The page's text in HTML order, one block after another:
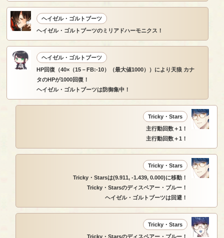
ヘイゼル・ゴルトブーツ
ヘイゼル・ゴルトブーツのミリアドハーモニクス！
ヘイゼル・ゴルトブーツ
HP回復（40×（15－FB:-10）（最大値1000））により天狼 カナ
タのHPが1000回復！
ヘイゼル・ゴルトブーツは防御集中！
Tricky・Stars
主行動回数＋1！
主行動回数＋1！
Tricky・Stars
Tricky・Starsは(9.911, -1.439, 0.000)に移動！
Tricky・Starsのディスペアー・ブルー！
ヘイゼル・ゴルトブーツは回避！
Tricky・Stars
Tricky・Starsのディスペアー・ブルー！